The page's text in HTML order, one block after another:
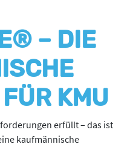
– DIE
KMU
erfüllt – das ist
kaufmännische